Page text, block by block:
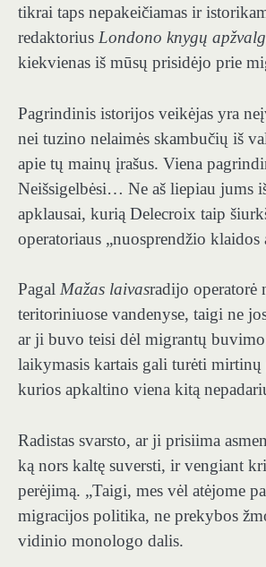
tikrai taps nepakeičiamas ir
redaktorius Londono knygų
kiekvienas iš mūsų prisidėjo prie
Pagrindinis istorijos veikėjas yra
nei tuzino nelaimės skambučių iš
apie tų mainų įrašus. Viena
Neišsigelbėsi… Ne aš liepiau jums
apklausai, kurią Delecroix taip
operatoriaus „nuosprendžio
Pagal Mažas laivasradijo operatorė
teritoriniuose vandenyse, taigi ne
ar ji buvo teisi dėl migrantų
laikymasis kartais gali turėti
kurios apkaltino viena kitą
Radistas svarsto, ar ji prisiima
ką nors kaltę suversti, ir vengiant
perėjimą. „Taigi, mes vėl atėjome
migracijos politika, ne prekybos
vidinio monologo dalis.